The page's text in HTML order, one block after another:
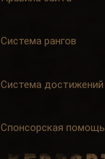
Система рангов
Система достижений
Спонсорская помощь